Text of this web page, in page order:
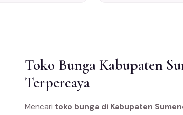
Toko Bunga Kabupaten
Terpercaya
Mencari toko bunga di Kabupaten